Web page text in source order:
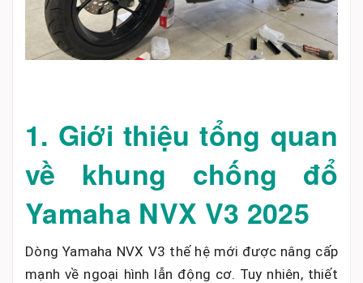
1. Giới thiệu tổng quan
về khung chống đổ
Yamaha NVX V3 2025
Dòng Yamaha NVX V3 thế hệ mới được nâng cấp
mạnh về ngoại hình lẫn động cơ. Tuy nhiên, thiết